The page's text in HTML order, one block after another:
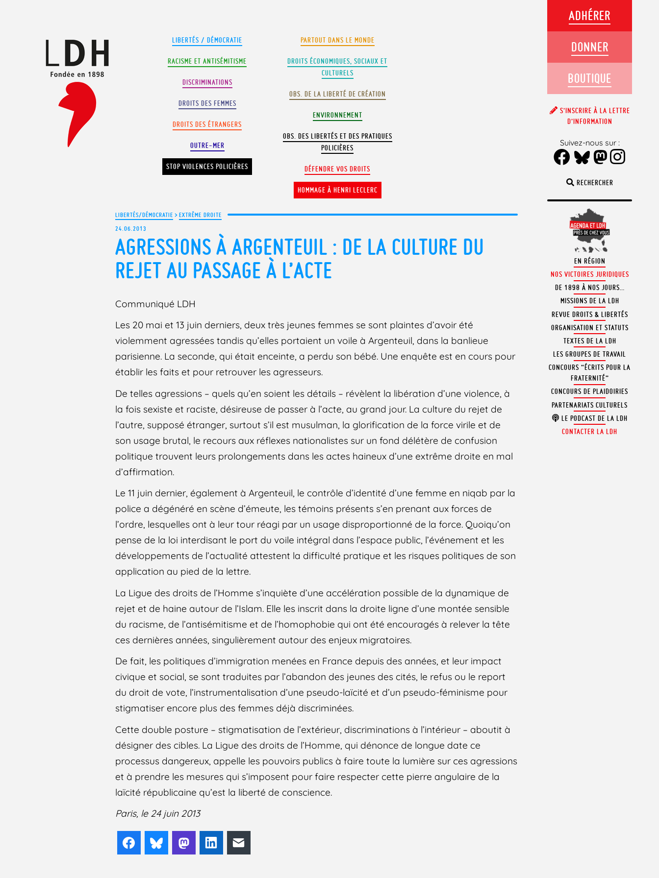
LIBERTÉS / DÉMOCRATIE
RACISME ET ANTISÉMITISME
DISCRIMINATIONS
DROITS DES FEMMES
DROITS DES ÉTRANGERS
OUTRE-MER
STOP VIOLENCES POLICIÈRES
PARTOUT DANS LE MONDE
DROITS ÉCONOMIQUES, SOCIAUX ET
CULTURELS
OBS. DE LA LIBERTÉ DE CRÉATION
ENVIRONNEMENT
OBS. DES LIBERTÉS ET DES PRATIQUES
POLICIÈRES
DÉFENDRE VOS DROITS
HOMMAGE À HENRI LECLERC
LIBERTÉS/DÉMOCRATIE >EXTRÊME DROITE
24.06.2013
AGRESSIONS À ARGENTEUIL : DE LA CULTURE DU
REJET AU PASSAGE À L’ACTE
Communiqué LDH
Les 20 mai et 13 juin derniers, deux très jeunes femmes se sont plaintes d’avoir été
violemment agressées tandis qu’elles portaient un voile à Argenteuil, dans la banlieue
parisienne. La seconde, qui était enceinte, a perdu son bébé. Une enquête est en cours pour
établir les faits et pour retrouver les agresseurs.
De telles agressions – quels qu’en soient les détails – révèlent la libération d’une violence, à
la fois sexiste et raciste, désireuse de passer à l’acte, au grand jour. La culture du rejet de
l’autre, supposé étranger, surtout s’il est musulman, la glorification de la force virile et de
son usage brutal, le recours aux réflexes nationalistes sur un fond délétère de confusion
politique trouvent leurs prolongements dans les actes haineux d’une extrême droite en mal
d’affirmation.
Le 11 juin dernier, également à Argenteuil, le contrôle d’identité d’une femme en niqab par la
police a dégénéré en scène d’émeute, les témoins présents s’en prenant aux forces de
l’ordre, lesquelles ont à leur tour réagi par un usage disproportionné de la force. Quoiqu’on
pense de la loi interdisant le port du voile intégral dans l’espace public, l’événement et les
développements de l’actualité attestent la difficulté pratique et les risques politiques de son
application au pied de la lettre.
La Ligue des droits de l’Homme s’inquiète d’une accélération possible de la dynamique de
rejet et de haine autour de l’Islam. Elle les inscrit dans la droite ligne d’une montée sensible
du racisme, de l’antisémitisme et de l’homophobie qui ont été encouragés à relever la tête
ces dernières années, singulièrement autour des enjeux migratoires.
De fait, les politiques d’immigration menées en France depuis des années, et leur impact
civique et social, se sont traduites par l’abandon des jeunes des cités, le refus ou le report
du droit de vote, l’instrumentalisation d’une pseudo-laïcité et d’un pseudo-féminisme pour
stigmatiser encore plus des femmes déjà discriminées.
Cette double posture – stigmatisation de l’extérieur, discriminations à l’intérieur – aboutit à
désigner des cibles. La Ligue des droits de l’Homme, qui dénonce de longue date ce
processus dangereux, appelle les pouvoirs publics à faire toute la lumière sur ces agressions
et à prendre les mesures qui s’imposent pour faire respecter cette pierre angulaire de la
laïcité républicaine qu’est la liberté de conscience.
Paris, le 24 juin 2013
FacebookBlueskyMastodonLinkedIn
RECHERCHER
EN RÉGION
NOS VICTOIRES JURIDIQUES
DE 1898 À NOS JOURS…
MISSIONS DE LA LDH
REVUE DROITS & LIBERTÉS
ORGANISATION ET STATUTS
TEXTES DE LA LDH
LES GROUPES DE TRAVAIL
CONCOURS “ÉCRITS POUR LA
FRATERNITÉ”
CONCOURS DE PLAIDOIRIES
PARTENARIATS CULTURELS
LE PODCAST DE LA LDH
CONTACTER LA LDH
ADHÉRER
DONNER
BOUTIQUE
S’INSCRIRE À LA LETTRE
D’INFORMATION
Suivez-nous sur :